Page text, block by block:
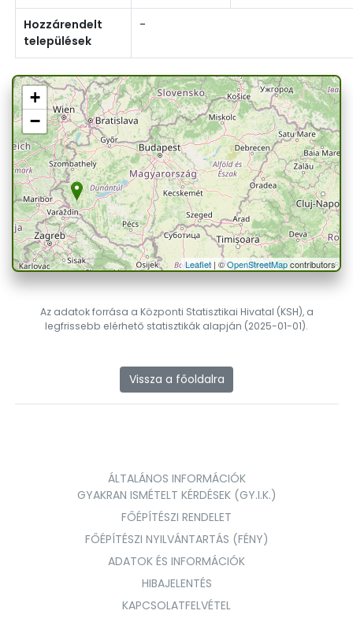
Hozzárendelt
települések
-
+
−
Leaflet| ©OpenStreetMapcontributors
Az adatok forrása a Központi Statisztikai Hivatal (KSH), a
legfrissebb elérhető statisztikák alapján (2025-01-01).
Vissza a főoldalra
ÁLTALÁNOS INFORMÁCIÓK
GYAKRAN ISMÉTELT KÉRDÉSEK (GY.I.K.)
FŐÉPÍTÉSZI RENDELET
FŐÉPÍTÉSZI NYILVÁNTARTÁS (FÉNY)
ADATOK ÉS INFORMÁCIÓK
HIBAJELENTÉS
KAPCSOLATFELVÉTEL